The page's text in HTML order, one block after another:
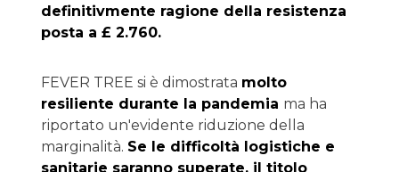
definitivmente ragione della resistenza
posta a £ 2.760.
FEVER TREE si è dimostrata molto
resiliente durante la pandemia ma ha
riportato un'evidente riduzione della
marginalità. Se le difficoltà logistiche e
sanitarie saranno superate, il titolo